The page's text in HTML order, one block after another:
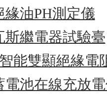
緣油PH測定儀
斯繼電器試驗臺
能雙顯絕緣電
電池在線充放